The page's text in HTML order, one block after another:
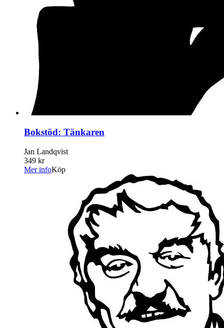
Bokstöd: Tänkaren
Jan Landqvist
349 kr
Mer infoKöp